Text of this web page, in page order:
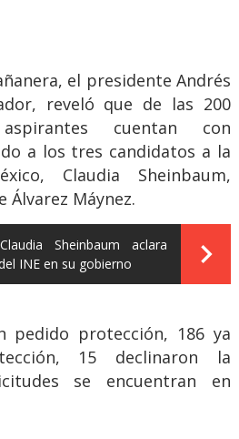
el presidente Andrés
reveló que de las 200
cuentan con
a los tres candidatos a la
Claudia Sheinbaum,
Álvarez Máynez.
Claudia Sheinbaum aclara
INE en su gobierno
pedido protección, 186 ya
15 declinaron la
se encuentran en